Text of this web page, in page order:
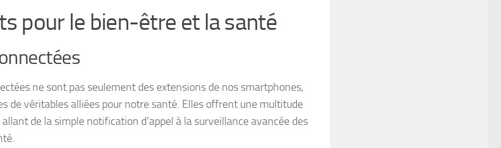
pour le bien-être et la santé
ne sont pas seulement des extensions de nos smartphones,
de véritables alliées pour notre santé. Elles offrent une multitude
de la simple notification d’appel à la surveillance avancée des